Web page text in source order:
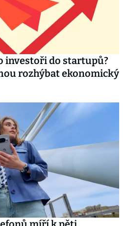
investoři do startupů?
rozhýbat ekonomický